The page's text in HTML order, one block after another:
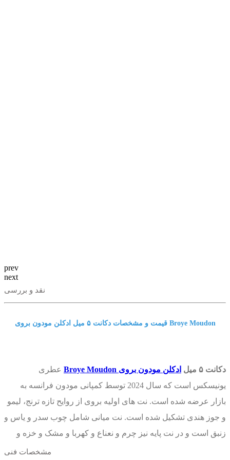
prev
next
نقد و بررسی
قیمت و مشخصات دکانت ۵ میل ادکلن مودون بروی Broye Moudon
دکانت ۵ میل ادکلن مودون بروی Broye Moudon
عطری
یونیسکس است که سال 2024 توسط کمپانی مودون فرانسه به
بازار عرضه شده است. نت های اولیه بروی از روایح تازه ترنج، لیمو
و جوز هندی تشکیل شده است. نت میانی شامل چوب سدر و یاس و
زنبق است و در نت پایه نیز چرم و نعناع و کهربا و مشک و خزه و
مشخصات فنی